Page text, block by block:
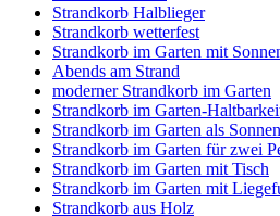
Strandkorb Halblieger
Strandkorb wetterfest
Strandkorb im Garten mit
Abends am Strand
moderner Strandkorb im Garten
Strandkorb im Garten-
Strandkorb im Garten als
Strandkorb im Garten für zwei
Strandkorb im Garten mit Tisch
Strandkorb im Garten mit
Strandkorb aus Holz